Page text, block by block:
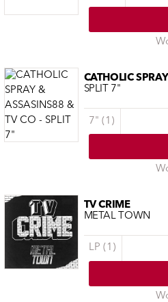
CATHOLIC
SPLIT 7"
7" (1)
TV CRIME
METAL TOWN
LP (1)